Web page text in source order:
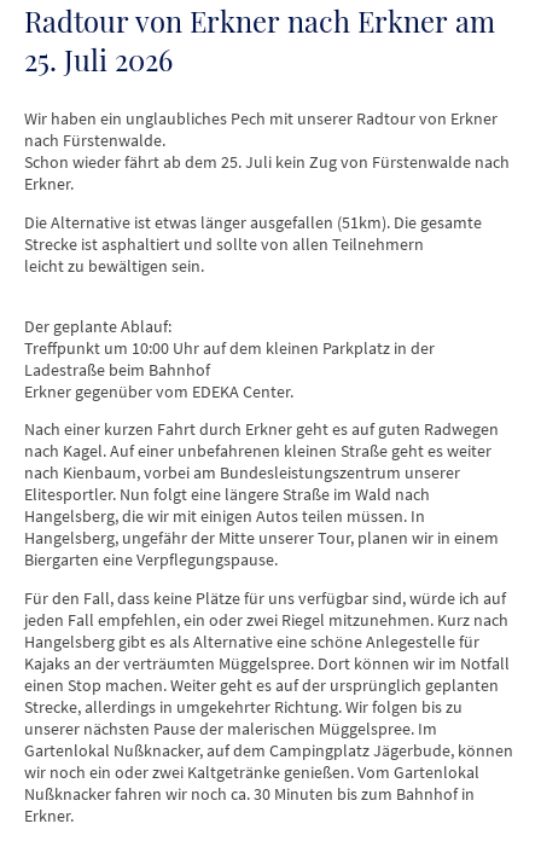
Radtour von Erkner nach Erkner am
25. Juli 2026
Wir haben ein unglaubliches Pech mit unserer Radtour von Erkner
nach Fürstenwalde.
Schon wieder fährt ab dem 25. Juli kein Zug von Fürstenwalde nach
Erkner.
Die Alternative ist etwas länger ausgefallen (51km). Die gesamte
Strecke ist asphaltiert und sollte von allen Teilnehmern
leicht zu bewältigen sein.
Der geplante Ablauf:
Treffpunkt um 10:00 Uhr auf dem kleinen Parkplatz in der
Ladestraße beim Bahnhof
Erkner gegenüber vom EDEKA Center.
Nach einer kurzen Fahrt durch Erkner geht es auf guten Radwegen
nach Kagel. Auf einer unbefahrenen kleinen Straße geht es weiter
nach Kienbaum, vorbei am Bundesleistungszentrum unserer
Elitesportler. Nun folgt eine längere Straße im Wald nach
Hangelsberg, die wir mit einigen Autos teilen müssen. In
Hangelsberg, ungefähr der Mitte unserer Tour, planen wir in einem
Biergarten eine Verpflegungspause.
Für den Fall, dass keine Plätze für uns verfügbar sind, würde ich auf
jeden Fall empfehlen, ein oder zwei Riegel mitzunehmen. Kurz nach
Hangelsberg gibt es als Alternative eine schöne Anlegestelle für
Kajaks an der verträumten Müggelspree. Dort können wir im Notfall
einen Stop machen. Weiter geht es auf der ursprünglich geplanten
Strecke, allerdings in umgekehrter Richtung. Wir folgen bis zu
unserer nächsten Pause der malerischen Müggelspree. Im
Gartenlokal Nußknacker, auf dem Campingplatz Jägerbude, können
wir noch ein oder zwei Kaltgetränke genießen. Vom Gartenlokal
Nußknacker fahren wir noch ca. 30 Minuten bis zum Bahnhof in
Erkner.